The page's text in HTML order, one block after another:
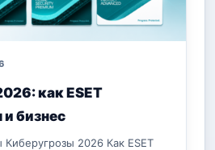
как ESET
бизнес
2026 Как ESET